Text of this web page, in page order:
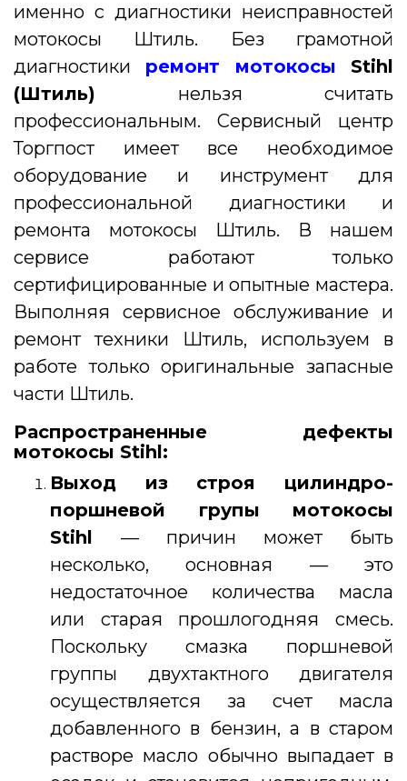
именно с диагностики неисправностей
мотокосы Штиль. Без грамотной
диагностики ремонт мотокосы
Stihl
(Штиль) нельзя считать
профессиональным. Сервисный центр
Торгпост имеет все необходимое
оборудование и инструмент для
профессиональной диагностики и
ремонта мотокосы Штиль. В нашем
сервисе работают только
сертифицированные и опытные мастера.
Выполняя сервисное обслуживание и
ремонт техники Штиль, используем в
работе только оригинальные запасные
части Штиль.
Распространенные дефекты
мотокосы Stihl:
Выход из строя цилиндро-
поршневой групы мотокосы
Stihl — причин может быть
несколько, основная — это
недостаточное количества масла
или старая прошлогодняя смесь.
Поскольку смазка поршневой
группы двухтактного двигателя
осуществляется за счет масла
добавленного в бензин, а в старом
растворе масло обычно выпадает в